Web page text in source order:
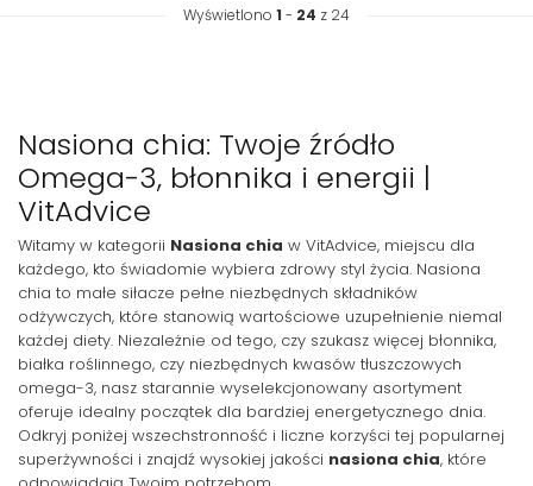
Wyświetlono 1 - 24 z 24
Nasiona chia: Twoje źródło
Omega-3, błonnika i energii |
VitAdvice
Witamy w kategorii Nasiona chia w VitAdvice, miejscu dla
każdego, kto świadomie wybiera zdrowy styl życia. Nasiona
chia to małe siłacze pełne niezbędnych składników
odżywczych, które stanowią wartościowe uzupełnienie niemal
każdej diety. Niezależnie od tego, czy szukasz więcej błonnika,
białka roślinnego, czy niezbędnych kwasów tłuszczowych
omega-3, nasz starannie wyselekcjonowany asortyment
oferuje idealny początek dla bardziej energetycznego dnia.
Odkryj poniżej wszechstronność i liczne korzyści tej popularnej
superżywności i znajdź wysokiej jakości nasiona chia, które